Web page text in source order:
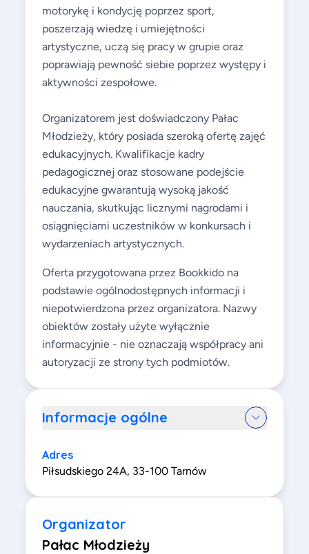
motorykę i kondycję poprzez sport,
poszerzają wiedzę i umiejętności
artystyczne, uczą się pracy w grupie oraz
poprawiają pewność siebie poprzez występy i
aktywności zespołowe.
Organizatorem jest doświadczony Pałac
Młodzieży, który posiada szeroką ofertę zajęć
edukacyjnych. Kwalifikacje kadry
pedagogicznej oraz stosowane podejście
edukacyjne gwarantują wysoką jakość
nauczania, skutkując licznymi nagrodami i
osiągnięciami uczestników w konkursach i
wydarzeniach artystycznych.
Oferta przygotowana przez Bookkido na
podstawie ogólnodostępnych informacji i
niepotwierdzona przez organizatora. Nazwy
obiektów zostały użyte wyłącznie
informacyjnie - nie oznaczają współpracy ani
autoryzacji ze strony tych podmiotów.
Informacje ogólne
Adres
Piłsudskiego 24A, 33-100 Tarnów
Organizator
Pałac Młodzieży